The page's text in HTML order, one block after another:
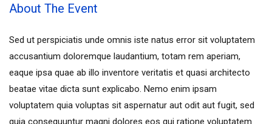
About The Event
Sed ut perspiciatis unde omnis iste natus error sit voluptatem
accusantium doloremque laudantium, totam rem aperiam,
eaque ipsa quae ab illo inventore veritatis et quasi architecto
beatae vitae dicta sunt explicabo. Nemo enim ipsam
voluptatem quia voluptas sit aspernatur aut odit aut fugit, sed
quia consequuntur magni dolores eos qui ratione voluptatem